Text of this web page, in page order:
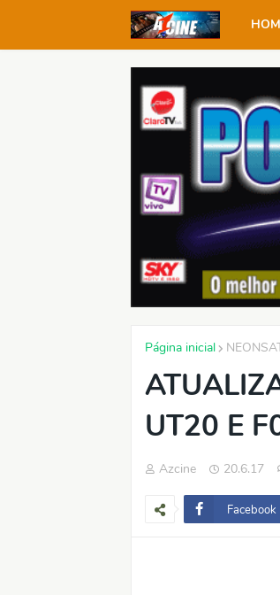
Página inicial
UT20 E
Azcine 20.6.17
Facebook